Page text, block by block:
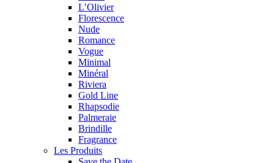
L’Olivier
Florescence
Nude
Romance
Vogue
Minimal
Minéral
Riviera
Gold Line
Rhapsodie
Palmeraie
Brindille
Fragrance
Les Produits